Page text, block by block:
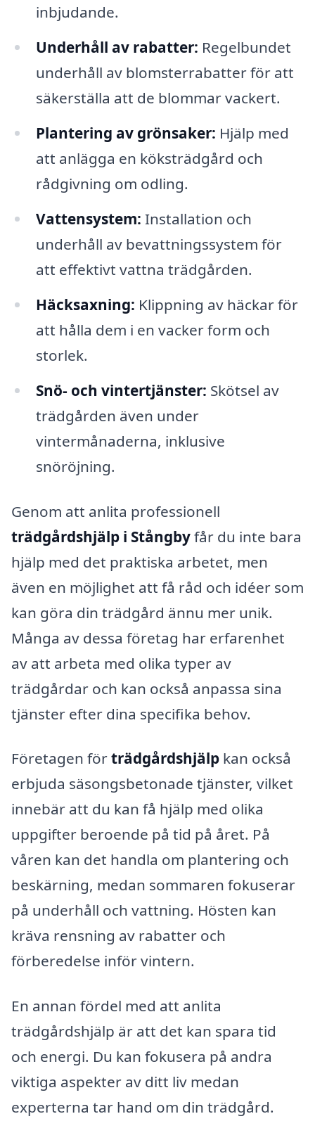
inbjudande.
Underhåll av rabatter: Regelbundet
underhåll av blomsterrabatter för att
säkerställa att de blommar vackert.
Plantering av grönsaker: Hjälp med
att anlägga en köksträdgård och
rådgivning om odling.
Vattensystem: Installation och
underhåll av bevattningssystem för
att effektivt vattna trädgården.
Häcksaxning: Klippning av häckar för
att hålla dem i en vacker form och
storlek.
Snö- och vintertjänster: Skötsel av
trädgården även under
vintermånaderna, inklusive
snöröjning.
Genom att anlita professionell
trädgårdshjälp i Stångbyfår du inte bara
hjälp med det praktiska arbetet, men
även en möjlighet att få råd och idéer som
kan göra din trädgård ännu mer unik.
Många av dessa företag har erfarenhet
av att arbeta med olika typer av
trädgårdar och kan också anpassa sina
tjänster efter dina specifika behov.
Företagen förträdgårdshjälp kan också
erbjuda säsongsbetonade tjänster, vilket
innebär att du kan få hjälp med olika
uppgifter beroende på tid på året. På
våren kan det handla om plantering och
beskärning, medan sommaren fokuserar
på underhåll och vattning. Hösten kan
kräva rensning av rabatter och
förberedelse inför vintern.
En annan fördel med att anlita
trädgårdshjälp är att det kan spara tid
och energi. Du kan fokusera på andra
viktiga aspekter av ditt liv medan
experterna tar hand om din trädgård.